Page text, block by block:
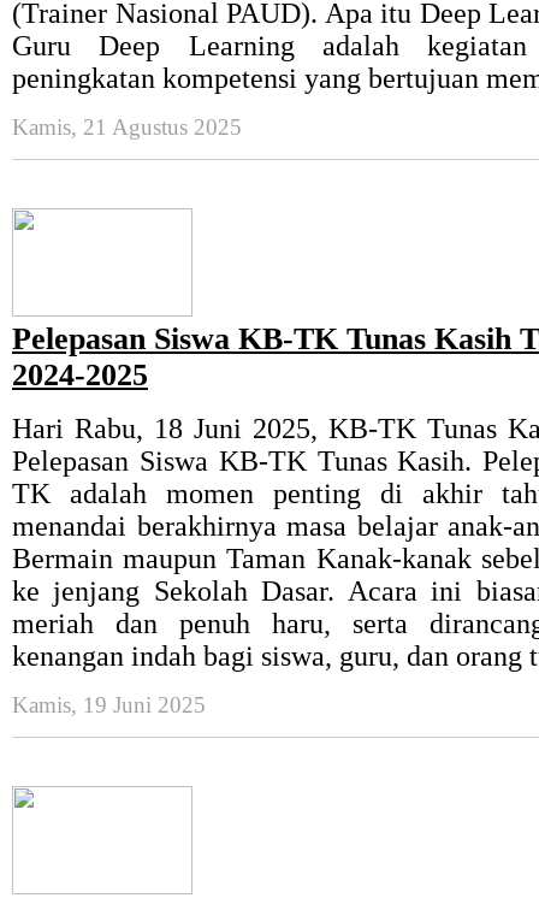
(Trainer Nasional PAUD). Apa itu Deep
Guru Deep Learning adalah
peningkatan kompetensi yang bertujuan
Kamis, 21 Agustus 2025
Pelepasan Siswa KB-TK Tunas Kasih
2024-2025
Hari Rabu, 18 Juni 2025, KB-TK Tunas
Pelepasan Siswa KB-TK Tunas Kasih.
TK adalah momen penting di akhir
menandai berakhirnya masa belajar anak-
Bermain maupun Taman Kanak-kanak
ke jenjang Sekolah Dasar. Acara ini
meriah dan penuh haru, serta
kenangan indah bagi siswa, guru, dan orang
Kamis, 19 Juni 2025